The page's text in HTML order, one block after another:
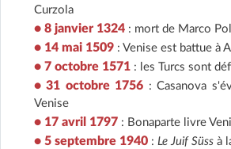
Curzola
• 8 janvier 1324 : mort de Marco
• 14 mai 1509 : Venise est battue à
• 7 octobre 1571 : les Turcs sont
• 31 octobre 1756 : Casanova
Venise
• 17 avril 1797 : Bonaparte livre
• 5 septembre 1940 : Le Juif Süss à